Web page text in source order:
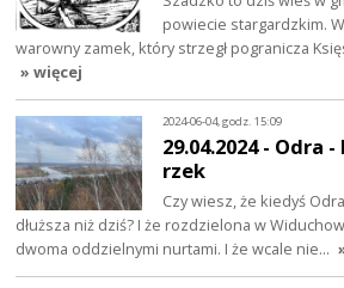
powiecie stargardzkim.
warowny zamek, który strzegł pogranicza
» więcej
2024-06-04, godz. 15:09
29.04.2024 - Odra
rzek
Czy wiesz, że kiedyś
dłuższa niż dziś? I że rozdzielona w
dwoma oddzielnymi nurtami. I że wcale nie…